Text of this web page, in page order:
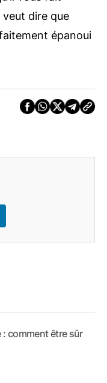
dire que
épanoui
comment être sûr